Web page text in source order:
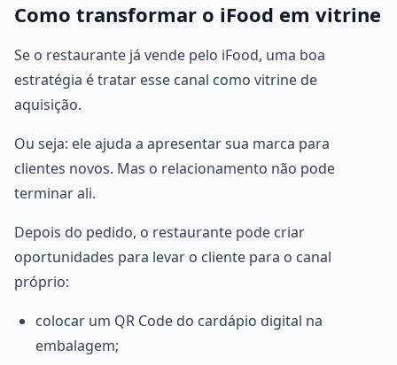
Como transformar o iFood em vitrine
Se o restaurante já vende pelo iFood, uma boa
estratégia é tratar esse canal como vitrine de
aquisição.
Ou seja: ele ajuda a apresentar sua marca para
clientes novos. Mas o relacionamento não pode
terminar ali.
Depois do pedido, o restaurante pode criar
oportunidades para levar o cliente para o canal
próprio:
colocar um QR Code do cardápio digital na
embalagem;